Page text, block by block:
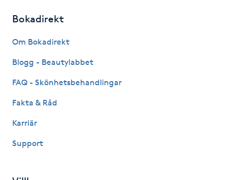
Keratinbehandling
Kinesisk medicin
Klangmassage
Bokadirekt
Om Bokadirekt
Blogg - Beautylabbet
FAQ - Skönhetsbehandlingar
Fakta & Råd
Karriär
Support